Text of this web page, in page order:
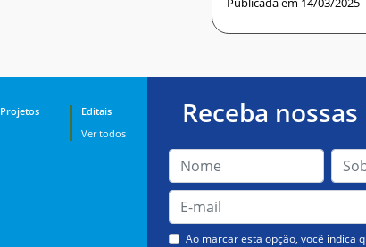
Projetos
Editais
Ver todos
Receba
Ao marcar esta opção, você indica